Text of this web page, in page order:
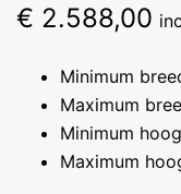
€ 2.588,00
Minimum
Maximum
Minimum
Maximum